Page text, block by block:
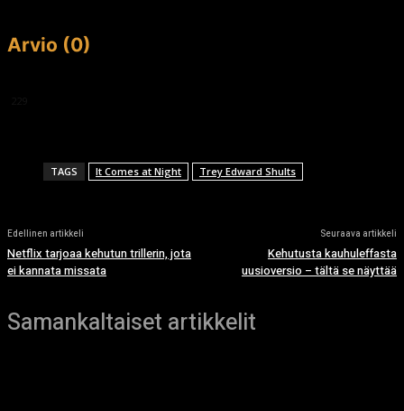
Arvio (0)
TAGS It Comes at Night Trey Edward Shults
Edellinen artikkeli
Netflix tarjoaa kehutun trillerin, jota
ei kannata missata
Seuraava artikkeli
Kehutusta kauhuleffasta
uusioversio – tältä se näyttää
Samankaltaiset artikkelit